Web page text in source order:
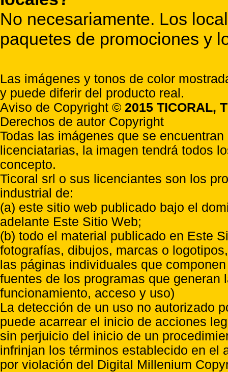
No necesariamente. Los
paquetes de promociones y
Las imágenes y tonos de color
y puede diferir del producto real.
Aviso de Copyright © 2015 TICORAL,
Derechos de autor Copyright
Todas las imágenes que se
licenciatarias, la imagen tendrá todos
concepto.
Ticoral srl o sus licenciantes son los
industrial de:
(a) este sitio web publicado bajo el
adelante Este Sitio Web;
(b) todo el material publicado en Este
fotografías, dibujos, marcas o
las páginas individuales que
fuentes de los programas que
funcionamiento, acceso y uso)
La detección de un uso no autorizado
puede acarrear el inicio de acciones
sin perjuicio del inicio de un
infrinjan los términos establecido en el
por violación del Digital Millenium